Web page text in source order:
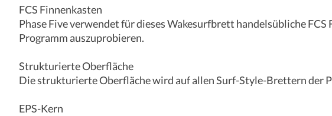
FCS Finnenkasten
Phase Five verwendet für dieses Wakesurfbrett handelsübliche
Programm auszuprobieren.
Strukturierte Oberfläche
Die strukturierte Oberfläche wird auf allen Surf-Style-Brettern der
EPS-Kern